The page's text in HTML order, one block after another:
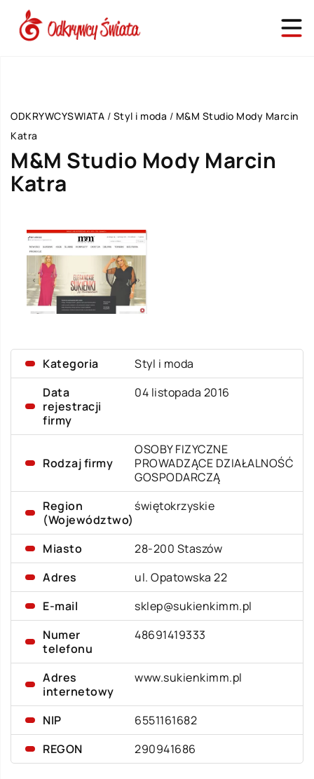
ODKRYWCYSWIATA / Styl i moda / M&M Studio Mody Marcin
Katra
M&M Studio Mody Marcin
Katra
Kategoria
Styl i moda
Data
rejestracji
firmy
04 listopada 2016
Rodzaj firmy
OSOBY FIZYCZNE
PROWADZĄCE DZIAŁALNOŚĆ
GOSPODARCZĄ
Region
(Województwo)
świętokrzyskie
Miasto
28-200 Staszów
Adres
ul. Opatowska 22
E-mail
sklep@sukienkimm.pl
Numer
telefonu
48691419333
Adres
internetowy
www.sukienkimm.pl
NIP
6551161682
REGON
290941686